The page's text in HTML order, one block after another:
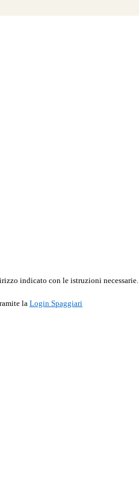
indicato con le istruzioni necessarie.
la Login Spaggiari